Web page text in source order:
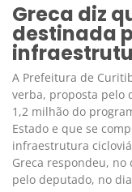
Greca diz
destinada
A Prefeitura de
verba, proposta pelo
1,2 milhão do
Estado e que se
infraestrutura
Greca respondeu,
pelo deputado, no